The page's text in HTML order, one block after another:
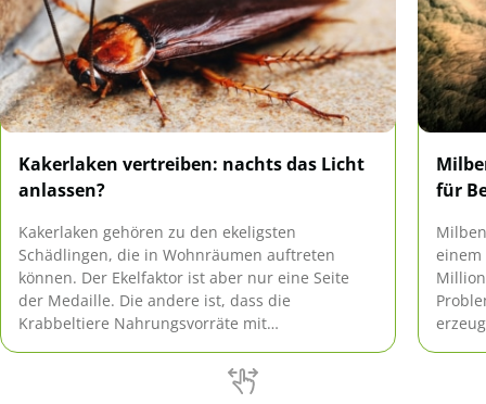
Kakerlaken vertreiben: nachts das Licht
anlassen?
Kakerlaken gehören zu den ekeligsten
Schädlingen, die in Wohnräumen auftreten
können. Der Ekelfaktor ist aber nur eine Seite
der Medaille. Die andere ist, dass die
Krabbeltiere Nahrungsvorräte mit
es unerlässlich, den Insekten den Kampf
anzusagen. Lassen Sich Kakerlaken vertreiben,
für
einem